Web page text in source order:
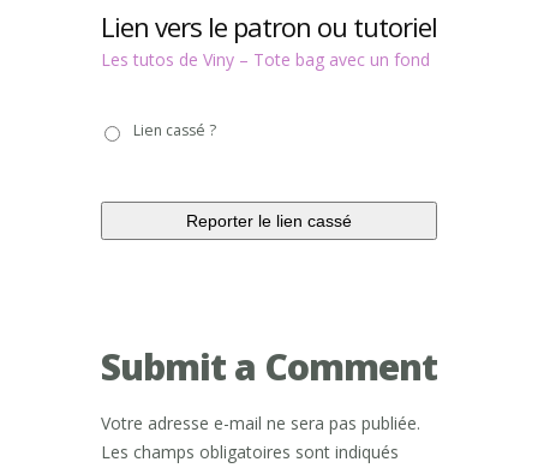
Lien vers le patron ou tutoriel
Les tutos de Viny – Tote bag avec un fond
casséLien cassé ?
Submit a Comment
Votre adresse e-mail ne sera pas publiée.
Les champs obligatoires sont indiqués